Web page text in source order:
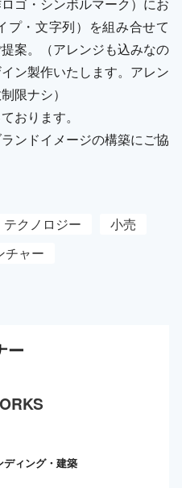
プ・文字列）を組み合せて
案。（アレンジも込みなの
ン製作いたします。アレン
限ナシ）
おります。
ンドイメージの構築にご協
テクノロジー
小売
チャー
ー
ディング・建築